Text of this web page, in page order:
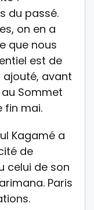
du passé.
on en a
que nous
est de
ajouté, avant
Sommet
fin mai.
Kagamé a
de
celui de son
Paris